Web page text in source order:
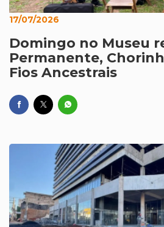
17/07/2026
Domingo no Museu
Permanente,
Fios Ancestrais